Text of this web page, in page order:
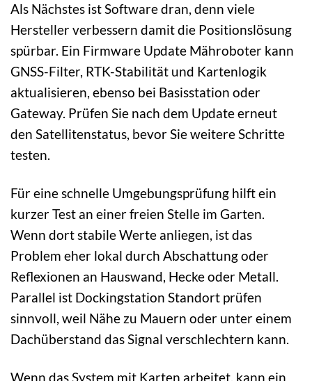
Als Nächstes ist Software dran, denn viele
Hersteller verbessern damit die Positionslösung
spürbar. Ein Firmware Update Mähroboter kann
GNSS-Filter, RTK-Stabilität und Kartenlogik
aktualisieren, ebenso bei Basisstation oder
Gateway. Prüfen Sie nach dem Update erneut
den Satellitenstatus, bevor Sie weitere Schritte
testen.
Für eine schnelle Umgebungsprüfung hilft ein
kurzer Test an einer freien Stelle im Garten.
Wenn dort stabile Werte anliegen, ist das
Problem eher lokal durch Abschattung oder
Reflexionen an Hauswand, Hecke oder Metall.
Parallel ist Dockingstation Standort prüfen
sinnvoll, weil Nähe zu Mauern oder unter einem
Dachüberstand das Signal verschlechtern kann.
Wenn das System mit Karten arbeitet, kann ein